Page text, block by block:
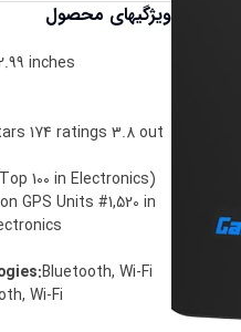
ویژگیهای محصول
inches
174 ratings 3.8 out
100 in Electronics)
GPS Units #1,520 in
:Bluetooth, Wi-Fi
Wi-Fi